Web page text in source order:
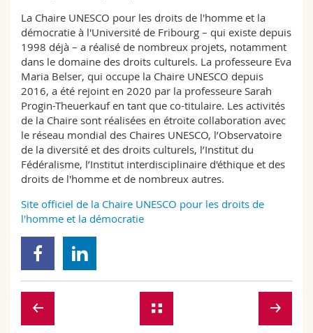
La Chaire UNESCO pour les droits de l'homme et la
démocratie à l'Université de Fribourg – qui existe depuis
1998 déjà – a réalisé de nombreux projets, notamment
dans le domaine des droits culturels. La professeure Eva
Maria Belser, qui occupe la Chaire UNESCO depuis
2016, a été rejoint en 2020 par la professeure Sarah
Progin-Theuerkauf en tant que co-titulaire. Les activités
de la Chaire sont réalisées en étroite collaboration avec
le réseau mondial des Chaires UNESCO, l’Observatoire
de la diversité et des droits culturels, l’Institut du
Fédéralisme, l’Institut interdisciplinaire d'éthique et des
droits de l'homme et de nombreux autres.
Site officiel de la Chaire UNESCO pour les droits de
l'homme et la démocratie